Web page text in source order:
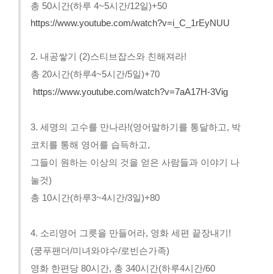
총 50시간(하루 4~5시간/12일)+50
https://www.youtube.com/watch?v=i_C_1rEyNUU
2. 내공쌓기 (2)스티브잡스와 친해져라!
총 20시간(하루4~5시간/5일)+70
https://www.youtube.com/watch?v=7aA17H-3Vig
3. 세명의 고수를 만나라!(영어말하기를 통달하고, 박
코치를 통해 영어를 습득하고,
그들이 원하는 이상의 것을 얻은 사람들과 이야기 나
눌것)
총 10시간(하루3~4시간/3일)+80
4. 소리영어 그릇을 만들어라, 영화 세편 끝장내기!
(쿵푸팬더/미녀와야수/로빈슨가족)
영화 한편당 80시간, 총 340시간(하루4시간/60